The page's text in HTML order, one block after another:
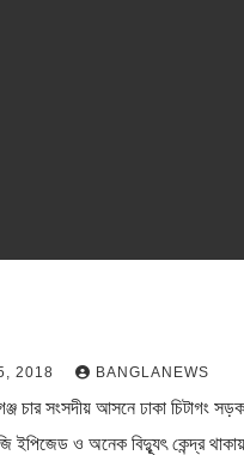
2018 BANGLANEWS
চার সংসদীয় আসনে ঢাকা চিটাগং
ইপিজেড ও অনেক বিদ্যুূৎ কেন্দ্র